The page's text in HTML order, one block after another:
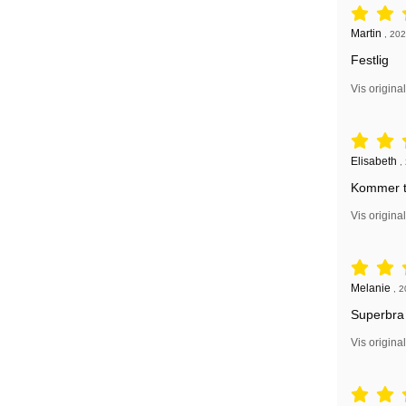
Martin ,
Festlig
Vis
Elisabeth
Kommer
Vis
Melanie
Superbra
Vis